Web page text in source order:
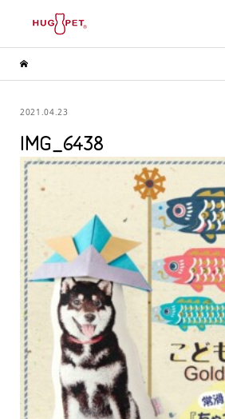
2021.04.23
IMG_6438